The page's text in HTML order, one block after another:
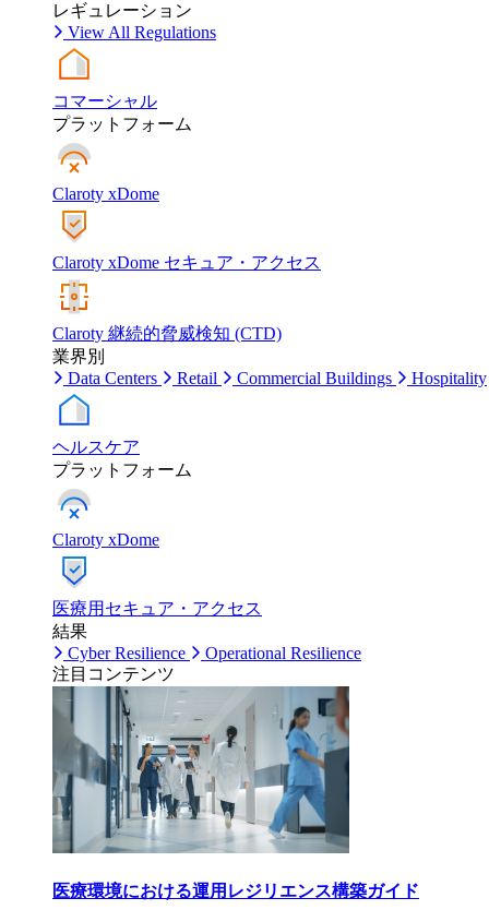
レギュレーション
View All Regulations
コマーシャル
プラットフォーム
Claroty xDome
Claroty xDome セキュア・アクセス
Claroty 継続的脅威検知 (CTD)
業界別
Data Centers
Retail Commercial Buildings Hospitality
ヘルスケア
プラットフォーム
Claroty xDome
医療用セキュア・アクセス
結果
Cyber Resilience
Operational Resilience
注目コンテンツ
医療環境における運用レジリエンス構築ガイド